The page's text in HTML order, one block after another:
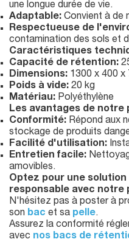
une longue durée de vie.
Adaptable: Convient à de
Respectueuse de
contamination des sols et
Caractéristiques
Capacité de rétention:
Dimensions: 1300 x 400 x
Poids à vide: 20 kg
Matériau: Polyéthylène
Les avantages de
Conformité: Répond aux
stockage de produits
Facilité d'utilisation:
Entretien facile:
amovibles.
Optez pour une
responsable avec
N'hésitez pas à poster à
son bac et sa pelle.
Assurez la conformité
avec nos bacs de